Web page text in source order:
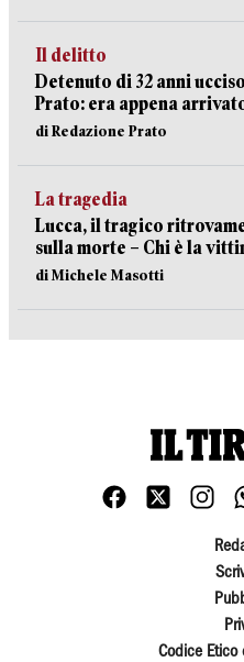
Il delitto
Detenuto di 32 anni
Prato: era appena
di Redazione Prato
La tragedia
Lucca, il tragico
sulla morte – Chi è la
di Michele Masotti
Codice Etico